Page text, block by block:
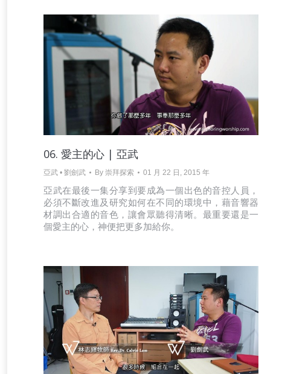
06. 愛主的心 | 亞武
亞武 • 劉劍武 By 崇拜探索 01 月 22 日, 2015 年
亞武在最後一集分享到要成為一個出色的音控人員，
必須不斷改進及研究如何在不同的環境中，藉音響器
材調出合適的音色，讓會眾聽得清晰。最重要還是一
個愛主的心，神便把更多加給你。